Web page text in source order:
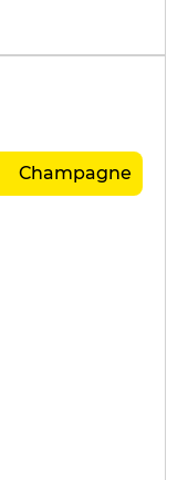
Champagne